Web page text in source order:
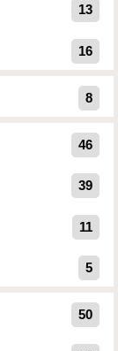
13
16
8
46
39
11
5
50